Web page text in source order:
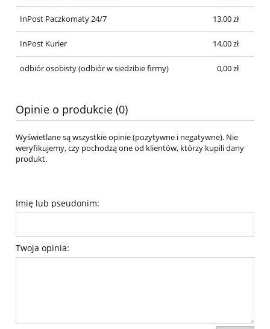
InPost Paczkomaty 24/7 13,00 zł
InPost Kurier 14,00 zł
odbiór osobisty(odbiór w siedzibie firmy) 0,00 zł
Opinie o produkcie (0)
Wyświetlane są wszystkie opinie (pozytywne i negatywne). Nie
weryfikujemy, czy pochodzą one od klientów, którzy kupili dany
produkt.
Imię lub pseudonim:
Twoja opinia: